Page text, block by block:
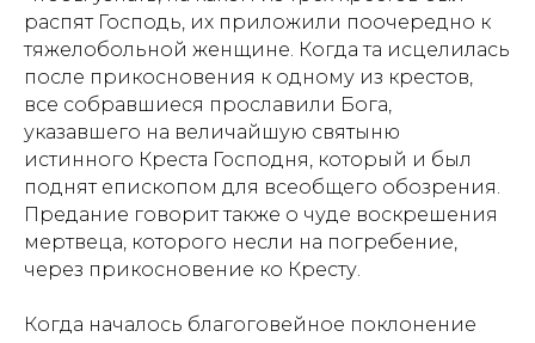
распят Господь, их приложили поочередно к
тяжелобольной женщине. Когда та исцелилась
после прикосновения к одному из крестов,
все собравшиеся прославили Бога,
указавшего на величайшую святыню
истинного Креста Господня, который и был
поднят епископом для всеобщего обозрения.
Предание говорит также о чуде воскрешения
мертвеца, которого несли на погребение,
через прикосновение ко Кресту.
Когда началось благоговейное поклонение